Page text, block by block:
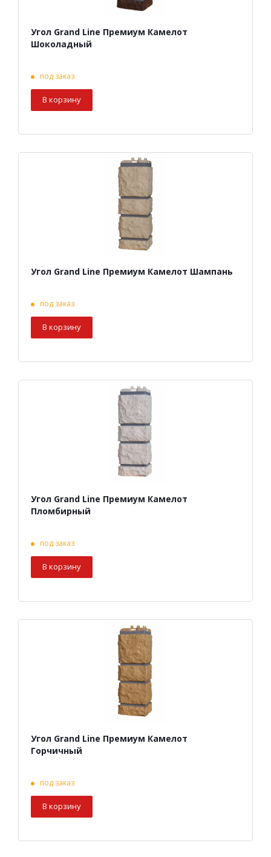
Угол Grand Line Премиум Камелот
Шоколадный
под заказ
В корзину
Угол Grand Line Премиум Камелот Шампань
под заказ
В корзину
Угол Grand Line Премиум Камелот
Пломбирный
под заказ
В корзину
Угол Grand Line Премиум Камелот
Горчичный
под заказ
В корзину